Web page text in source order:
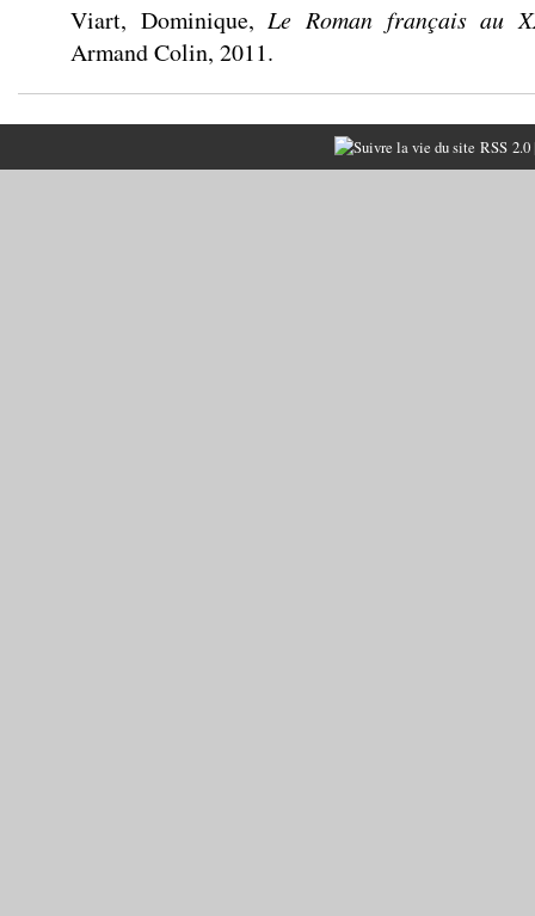
Viart, Dominique,Le Roman français au
Armand Colin, 2011.
RSS 2.0